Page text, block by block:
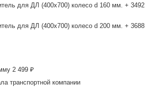
для ДЛ (400х700) колесо d 160 мм. + 3492
для ДЛ (400х700) колесо d 200 мм. + 3688
2 499 ₽
транспортной компании